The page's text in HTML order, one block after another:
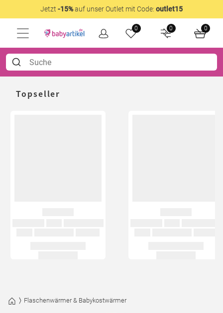
Jetzt -15%auf unser Outlet mit Code: outlet15
0 0 0
Topseller
Flaschenwärmer & Babykostwärmer